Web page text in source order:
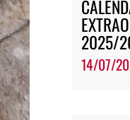
2025/
14/07/